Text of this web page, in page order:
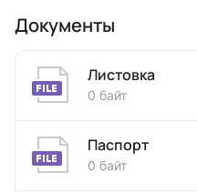
Документы
Листовка
0 байт
Паспорт
0 байт